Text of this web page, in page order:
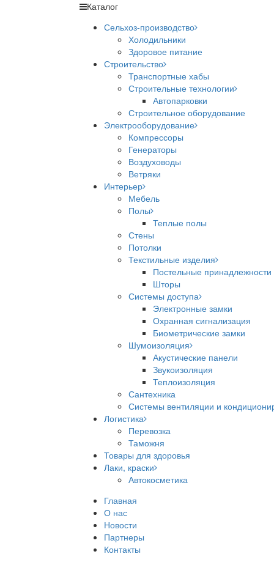
Каталог
Сельхоз-производство
Холодильники
Здоровое питание
Строительство
Транспортные хабы
Строительные технологии
Автопарковки
Строительное оборудование
Электрооборудование
Компрессоры
Генераторы
Воздуховоды
Ветряки
Интерьер
Мебель
Полы
Теплые полы
Стены
Потолки
Текстильные изделия
Постельные принадлежности
Шторы
Системы доступа
Электронные замки
Охранная сигнализация
Биометрические замки
Шумоизоляция
Акустические панели
Звукоизоляция
Теплоизоляция
Сантехника
Системы вентиляции и
Логистика
Перевозка
Таможня
Товары для здоровья
Лаки, краски
Автокосметика
Главная
О нас
Новости
Партнеры
Контакты